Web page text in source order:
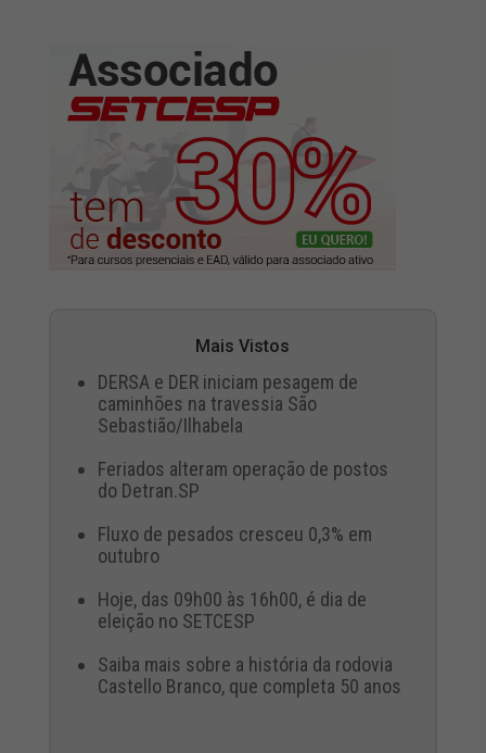
Mais Vistos
DERSA e DER iniciam pesagem de
caminhões na travessia São
Sebastião/Ilhabela
Feriados alteram operação de postos
do Detran.SP
Fluxo de pesados cresceu 0,3% em
outubro
Hoje, das 09h00 às 16h00, é dia de
eleição no SETCESP
Saiba mais sobre a história da rodovia
Castello Branco, que completa 50 anos